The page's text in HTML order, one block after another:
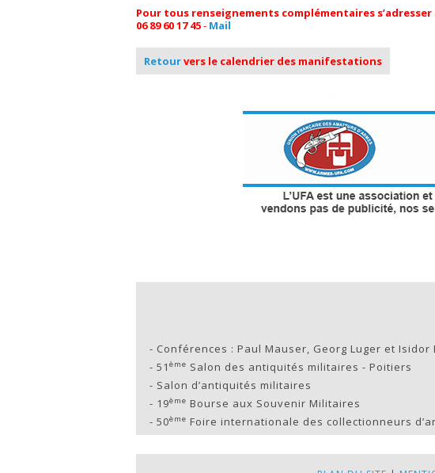
Pour tous renseignements complémentaires s’adresser
06 89 60 17 45- Mail
Retourvers le calendrier des manifestations
- Conférences : Paul Mauser, Georg Luger et Isidor
- 51 ème Salon des antiquités militaires - Poitiers
- Salon d’antiquités militaires
- 19ème Bourse aux Souvenir Militaires
- 50ème Foire internationale des collectionneurs